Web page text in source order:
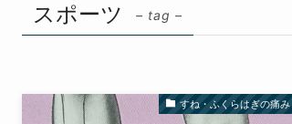
スポーツ – tag –
すね・ふくらはぎの痛み